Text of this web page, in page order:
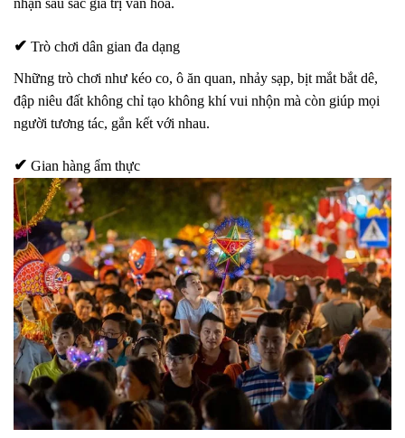
✔ Trò chơi dân gian đa dạng
Những trò chơi như kéo co, ô ăn quan, nhảy sạp, bịt mắt bắt dê,
đập niêu đất không chỉ tạo không khí vui nhộn mà còn giúp mọi
người tương tác, gắn kết với nhau.
✔ Gian hàng ẩm thực